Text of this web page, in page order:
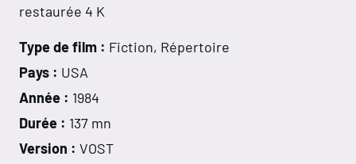
restaurée 4 K
Type de film : Fiction, Répertoire
Pays : USA
Année : 1984
Durée : 137 mn
Version : VOST